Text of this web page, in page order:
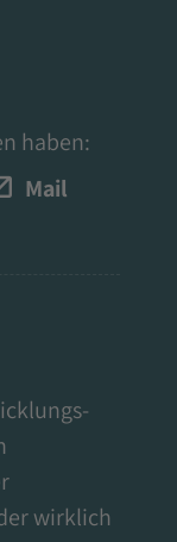
haben:
Mail
wirklich